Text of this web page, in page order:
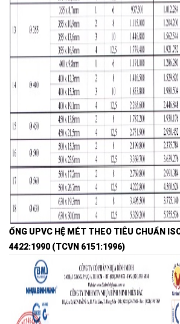
ỐNG UPVC HỆ MÉT THEO TIÊU CHUẨN
4422:1990 (TCVN 6151:1996)